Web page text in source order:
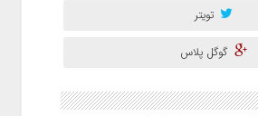
تویتر
گوگل پلاس